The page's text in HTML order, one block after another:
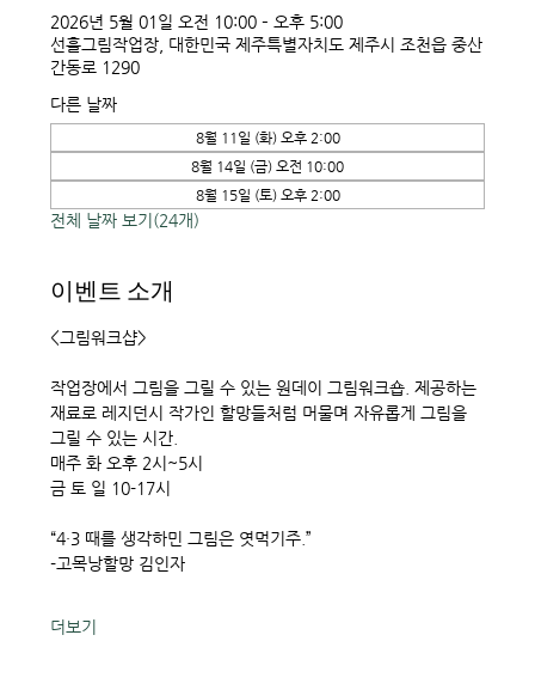
2026년 5월 01일 오전 10:00 – 오후 5:00
선흘그림작업장, 대한민국 제주특별자치도 제주시 조천읍 중산
간동로 1290
다른 날짜
8월 11일 (화) 오후 2:00
8월 14일 (금) 오전 10:00
8월 15일 (토) 오후 2:00
전체 날짜 보기(24개)
이벤트 소개
<그림워크샵>
작업장에서 그림을 그릴 수 있는 원데이 그림워크숍. 제공하는
재료로 레지던시 작가인 할망들처럼 머물며 자유롭게 그림을
그릴 수 있는 시간.
매주 화 오후 2시~5시
금 토 일 10-17시
“4·3 때를 생각하민 그림은 엿먹기주.”
-고목낭할망 김인자
더보기